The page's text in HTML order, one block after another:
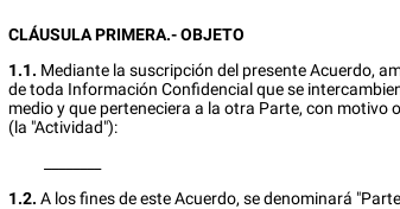
CLÁUSULA PRIMERA.- OBJETO
1.1. Mediante la suscripción del presente Acuerdo,
de toda Información Confidencial que se
medio y que perteneciera a la otra Parte, con motivo
(la "Actividad"):
1.2.A los fines de este Acuerdo, se denominará